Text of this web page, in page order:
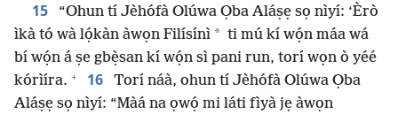
15
“Ohun tí Jèhófà Olúwa Ọba Aláṣẹ sọ nìyí: ‘Èrò
ìkà tó wà lọ́kàn àwọn Filísínì * ti mú kí wọ́n máa wá
bí wọ́n á ṣe gbẹ̀san kí wọ́n sì pani run, torí wọn ò yéé
kórìíra. + 16
Torí náà, ohun tí Jèhófà Olúwa Ọba
Aláṣẹ sọ nìyí: “Màá na ọwọ́ mi láti fìyà jẹ àwọn